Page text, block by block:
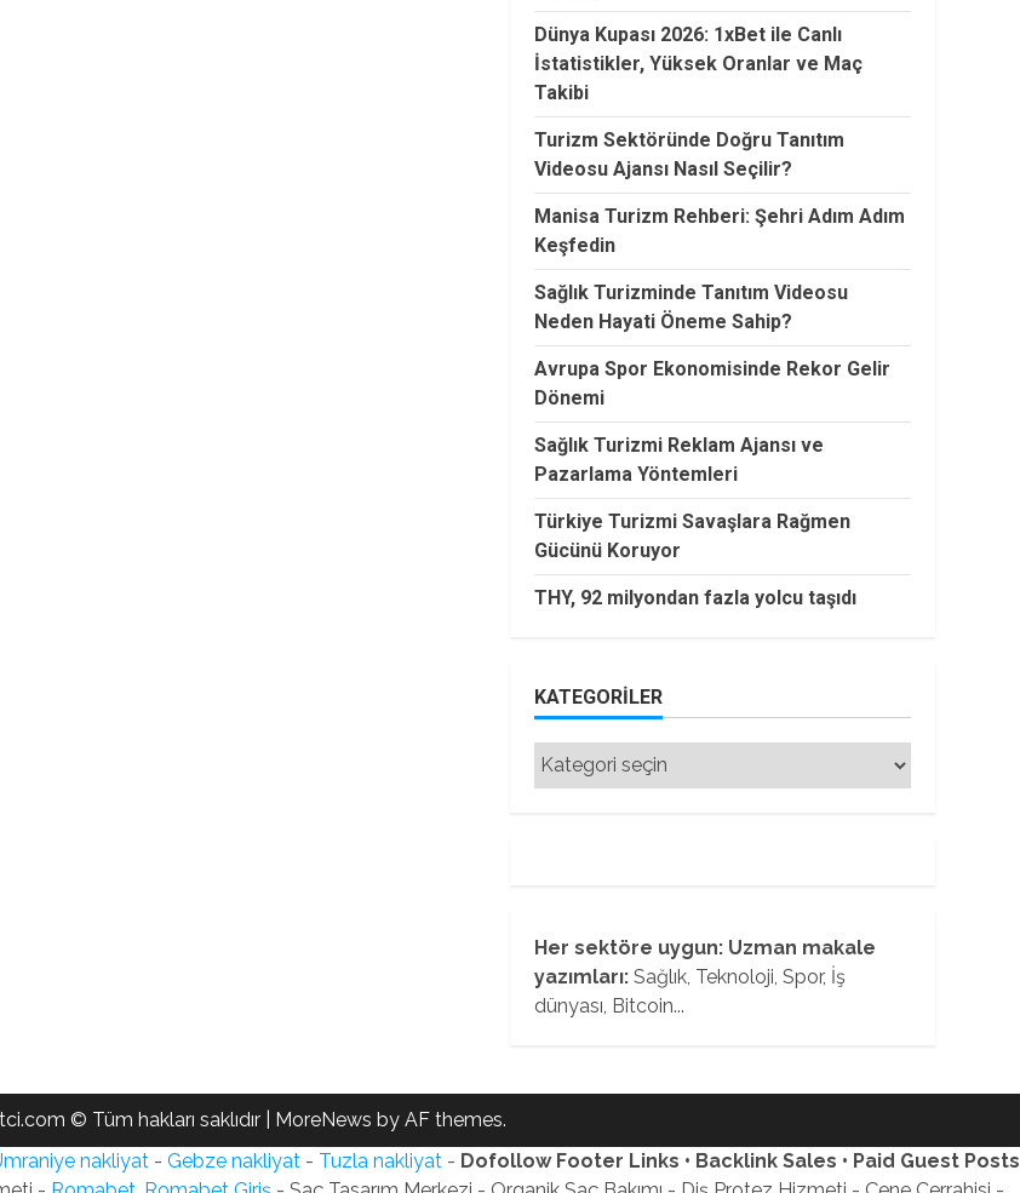
Dünya Kupası 2026: 1xBet ile Canlı
İstatistikler, Yüksek Oranlar ve Maç
Takibi
Turizm Sektöründe Doğru Tanıtım
Videosu Ajansı Nasıl Seçilir?
Manisa Turizm Rehberi: Şehri Adım Adım
Keşfedin
Sağlık Turizminde Tanıtım Videosu
Neden Hayati Öneme Sahip?
Avrupa Spor Ekonomisinde Rekor Gelir
Dönemi
Sağlık Turizmi Reklam Ajansı ve
Pazarlama Yöntemleri
Türkiye Turizmi Savaşlara Rağmen
Gücünü Koruyor
THY, 92 milyondan fazla yolcu taşıdı
KATEGORILER
Kategoriler
Her sektöre uygun: Uzman makale
yazımları:Sağlık, Teknoloji, Spor, İş
dünyası, Bitcoin...
© Tüm hakları saklıdır MoreNews by AF themes.
nakliyat - Gebze nakliyat - Tuzla nakliyat - Dofollow Footer Links • Backlink Sales • Paid Guest Posts